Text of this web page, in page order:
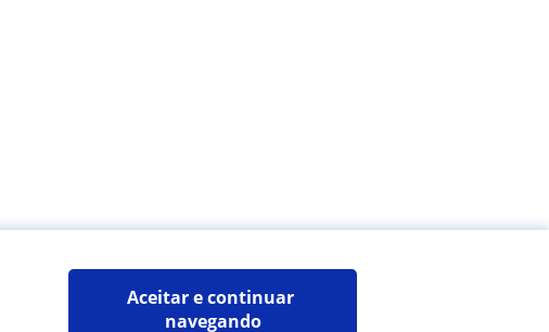
Aceitar e continuar
navegando
opiniões de alunos